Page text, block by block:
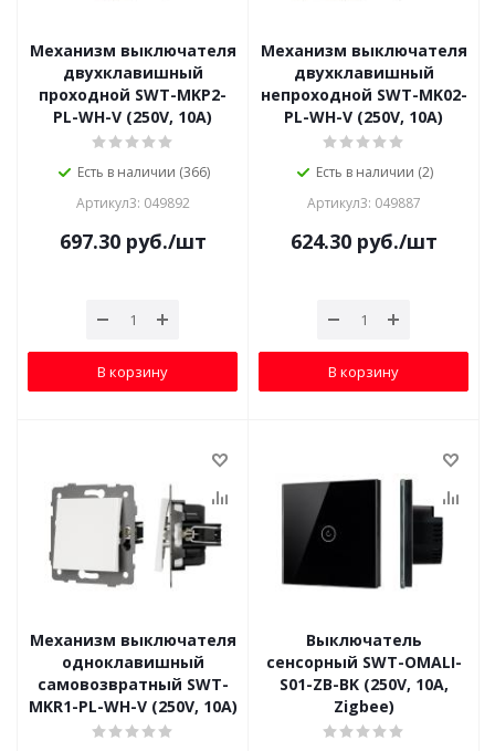
Механизм выключателя
двухклавишный
проходной SWT-MKP2-
PL-WH-V (250V, 10A)
Есть в наличии (366)
Артикул3: 049892
697.30руб./шт
В корзину
Механизм выключателя
двухклавишный
непроходной SWT-MK02-
PL-WH-V (250V, 10A)
Есть в наличии (2)
Артикул3: 049887
624.30руб./шт
В корзину
Механизм выключателя
одноклавишный
самовозвратный SWT-
MKR1-PL-WH-V (250V, 10A)
Выключатель
сенсорный SWT-OMALI-
S01-ZB-BK (250V, 10A,
Zigbee)